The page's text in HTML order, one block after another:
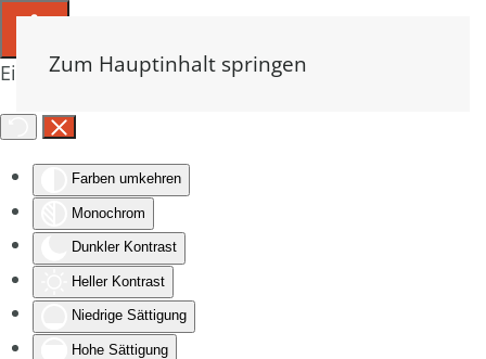
Eingabehilfen öffnen
Farben umkehren
Monochrom
Dunkler Kontrast
Heller Kontrast
Niedrige Sättigung
Hohe Sättigung
Zum Hauptinhalt springen